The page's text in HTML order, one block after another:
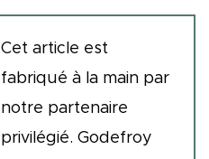
Cet article est
fabriqué à la main par
notre partenaire
privilégié. Godefroy